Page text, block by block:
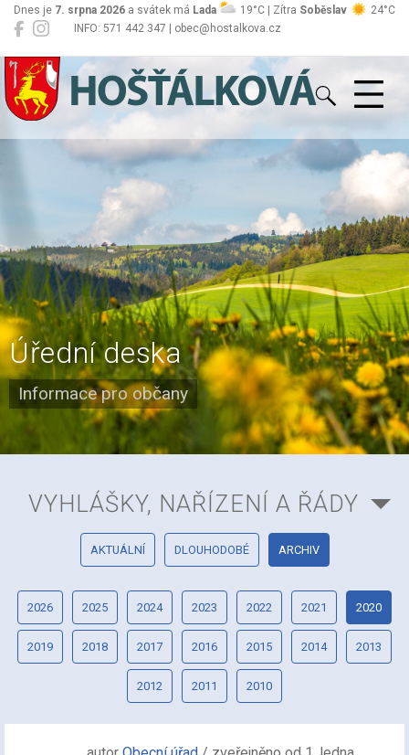
INFO: 571 442 347 | obec@hostalkova.cz
Dnes je 7. srpna 2026 a svátek má Lada 19°C | Zítra Soběslav 24°C
Hošťálková
Úřední deska
Informace pro občany
VYHLÁŠKY, NAŘÍZENÍ A ŘÁDY
AKTUÁLNÍ DLOUHODOBÉ ARCHIV
2026 2025 2024 2023 2022 2021 2020
2019 2018 2017 2016 2015 2014 2013
2012 2011 2010